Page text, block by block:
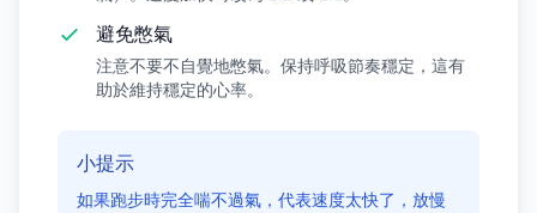
避免憋氣
注意不要不自覺地憋氣。保持呼吸節奏穩定，這有
助於維持穩定的心率。
小提示
如果跑步時完全喘不過氣，代表速度太快了，放慢